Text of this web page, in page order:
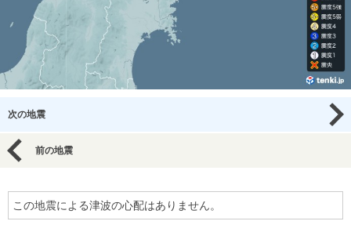
次の地震
前の地震
この地震による津波の心配はありません。